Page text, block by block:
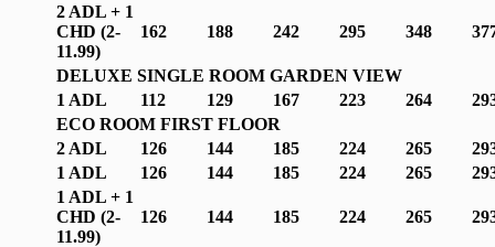
2 ADL + 1
CHD (2-
11.99)
162 188 242 295 348
DELUXE SINGLE ROOM GARDEN VIEW
1 ADL
112 129 167 223 264
ECO ROOM FIRST FLOOR
2 ADL
126 144 185 224 265
1 ADL
126 144 185 224 265
1 ADL + 1
CHD (2-
11.99)
126 144 185 224 265